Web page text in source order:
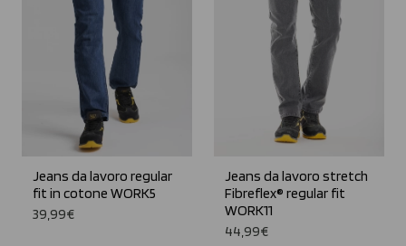
Jeans da lavoro regular
fit in cotone WORK5
39,99€
Jeans da lavoro stretch
Fibreflex® regular fit
WORK11
44,99€